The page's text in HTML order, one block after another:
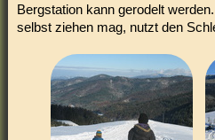
Bergstation kann gerodelt
selbst ziehen mag, nutzt den